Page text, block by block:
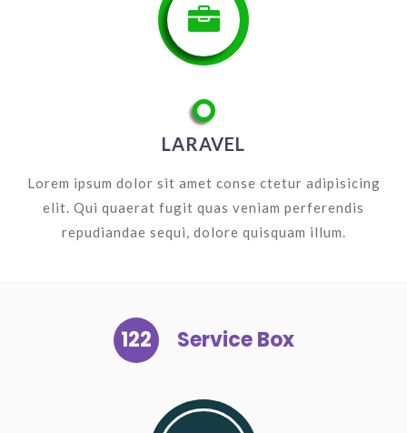

LARAVEL
Lorem ipsum dolor sit amet conse ctetur adipisicing
elit. Qui quaerat fugit quas veniam perferendis
repudiandae sequi, dolore quisquam illum.
122 Service Box